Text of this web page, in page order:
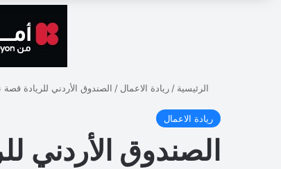
الرئيسية / ريادة الاعمال / الصندوق الأردني للريادة قصة
ريادة الاعمال
الصندوق الأردني